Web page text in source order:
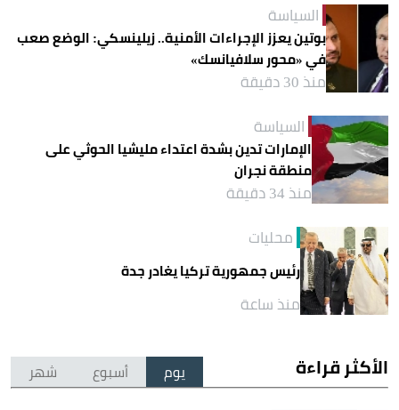
السياسة
بوتين يعزز الإجراءات الأمنية.. زيلينسكي: الوضع صعب
في «محور سلافيانسك»
منذ 30 دقيقة
السياسة
الإمارات تدين بشدة اعتداء مليشيا الحوثي على
منطقة نجران
منذ 34 دقيقة
محليات
رئيس جمهورية تركيا يغادر جدة
منذ ساعة
الأكثر قراءة يوم أسبوع شهر